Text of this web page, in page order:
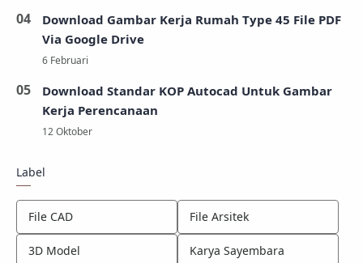
Download Gambar Kerja Rumah Type 45 File PDF
Via Google Drive
Download Standar KOP Autocad Untuk Gambar
Kerja Perencanaan
Label
File CAD File Arsitek
3D Model Karya Sayembara